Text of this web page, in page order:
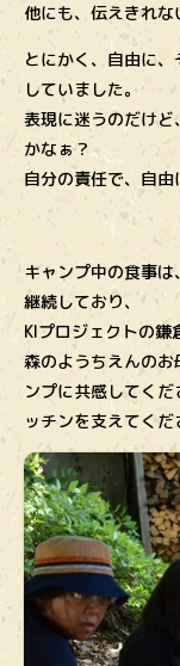
他にも、伝えきれな
とにかく、自由に
していました。
表現に迷うのだけ
かなぁ？
自分の責任で、自由
キャンプ中の食事
継続しており、
KIプロジェクトの鎌
森のようちえんの
ンプに共感してく
ッチンを支えてく